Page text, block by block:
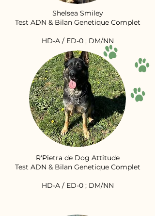
Shelsea Smiley
Test ADN & Bilan Genetique Complet
HD-A / ED-0 ; DM/NN
R'Pietra de Dog Attitude
Test ADN & Bilan Genetique Complet
HD-A / ED-0 ; DM/NN